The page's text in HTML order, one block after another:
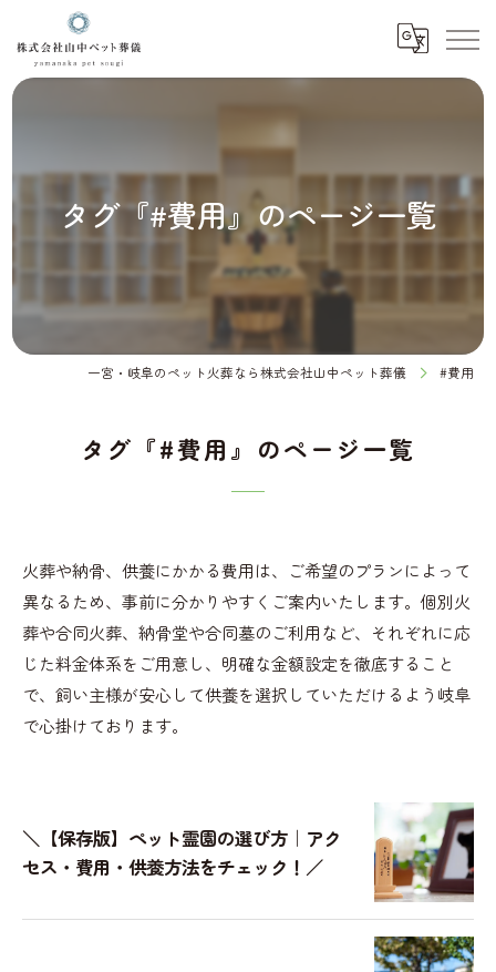
タグ『#費用』のページ一覧
一宮・岐阜のペット火葬なら株式会社山中ペット葬儀 #費用
タグ『#費用』のページ一覧
火葬や納骨、供養にかかる費用は、ご希望のプランによって
異なるため、事前に分かりやすくご案内いたします。個別火
葬や合同火葬、納骨堂や合同墓のご利用など、それぞれに応
じた料金体系をご用意し、明確な金額設定を徹底すること
で、飼い主様が安心して供養を選択していただけるよう岐阜
で心掛けております。
＼【保存版】ペット霊園の選び方｜アク
セス・費用・供養方法をチェック！／